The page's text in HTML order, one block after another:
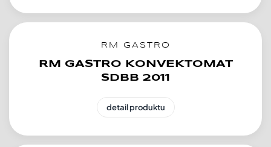
RM GASTRO
RM GASTRO KONVEKTOMAT
SDBB 2011
detail produktu